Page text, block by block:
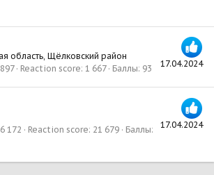
17.04.2024
область, Щёлковский район
897 Reaction score 1 667 Баллы 93
17.04.2024
6 172 Reaction score 21 679
Баллы